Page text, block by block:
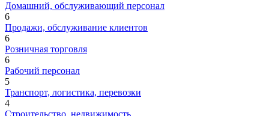
Домашний, обслуживающий персонал
6
Продажи, обслуживание клиентов
6
Розничная торговля
6
Рабочий персонал
5
Транспорт, логистика, перевозки
4